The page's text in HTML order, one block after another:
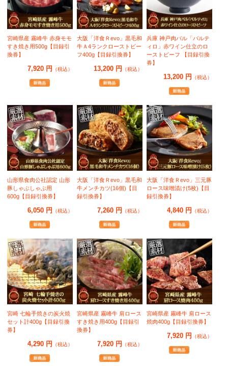
宮崎県産 霧峰牛 赤身モモ
すき焼き用500g【目録引
換券】
7,920 円 （税込）
大阪「洋食Ｒevo」黒毛和
牛Ａ4ランクローストビー
フ400g【目録引換券】
13,200 円 （税込）
兵庫 神戸肉バル「バルテ
ィロ」赤ワイン仕立のロ
ーストビーフ 【目録引換
券】
13,200 円 （税込）
山形県食肉公社認定 山形
豚しゃぶしゃぶ用
600g【目録引換券】
6,050 円 （税込）
大阪「洋食Ｒevo」黒毛和
牛メンチカツ(16個)【目
録引換券】
7,260 円 （税込）
大阪「洋食Ｒevo」三元豚
ロース味噌漬け(5枚)【目
録引換券】
4,840 円 （税込）
宮崎 七輪手焼きの炭火焼
セット計400g【目録引換
券】
4,290 円 （税込）
宮崎県産 霧峰牛 肩ロース
すき焼き用400g【目録引
換券】
7,920 円 （税込）
宮崎県産 霧峰牛 肩ロース
焼肉400g【目録引換券】
7,920 円 （税込）